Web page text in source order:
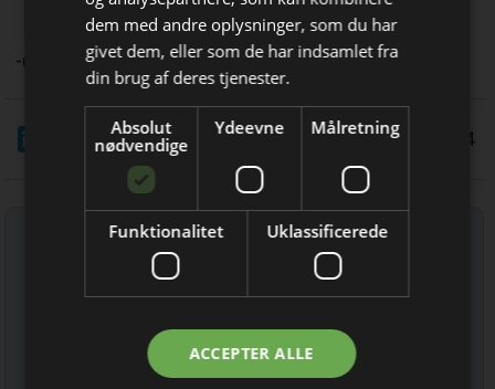
Bliv opdateret hver dag
Få de vigtigste nyheder om
byggebranchen
direkte i din indbakke
Jeg modtager allerede
nyhedsbrevet
-dc
LinkedIn 5/8 2024
Tilmeld nyhedsbrev
Indtast din e-mail-adresse herunder.
dem med andre oplysninger, som du har
givet dem, eller som de har indsamlet fra
din brug af deres tjenester.
Absolut
nødvendige
Ydeevne Målretning
Funktionalitet Uklassificerede
ACCEPTER ALLE